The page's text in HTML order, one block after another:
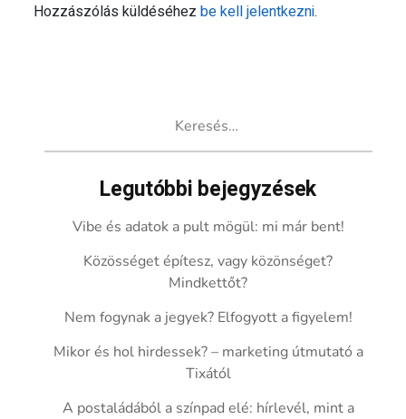
Hozzászólás küldéséhezbe kell jelentkezni.
Legutóbbi bejegyzések
Vibe és adatok a pult mögül: mi már bent!
Közösséget építesz, vagy közönséget?
Mindkettőt?
Nem fogynak a jegyek? Elfogyott a figyelem!
Mikor és hol hirdessek? – marketing útmutató a
Tixától
A postaládából a színpad elé: hírlevél, mint a